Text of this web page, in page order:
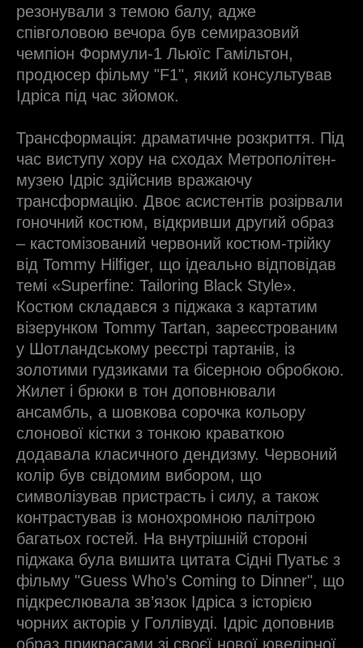
резонували з темою балу, адже
співголовою вечора був семиразовий
чемпіон Формули-1 Льюїс Гамільтон,
продюсер фільму "F1", який консультував
Ідріса під час зйомок.
Трансформація: драматичне розкриття. Під
час виступу хору на сходах Метрополітен-
музею Ідріс здійснив вражаючу
трансформацію. Двоє асистентів розірвали
гоночний костюм, відкривши другий образ
– кастомізований червоний костюм-трійку
від Tommy Hilfiger, що ідеально відповідав
темі «Superfine: Tailoring Black Style».
Костюм складався з піджака з картатим
візерунком Tommy Tartan, зареєстрованим
у Шотландському реєстрі тартанів, із
золотими гудзиками та бісерною обробкою.
Жилет і брюки в тон доповнювали
ансамбль, а шовкова сорочка кольору
слонової кістки з тонкою краваткою
додавала класичного дендизму. Червоний
колір був свідомим вибором, що
символізував пристрасть і силу, а також
контрастував із монохромною палітрою
багатьох гостей. На внутрішній стороні
піджака була вишита цитата Сідні Пуатьє з
фільму "Guess Who’s Coming to Dinner", що
підкреслювала зв’язок Ідріса з історією
чорних акторів у Голлівуді. Ідріс доповнив
образ прикрасами зі своєї нової ювелірної